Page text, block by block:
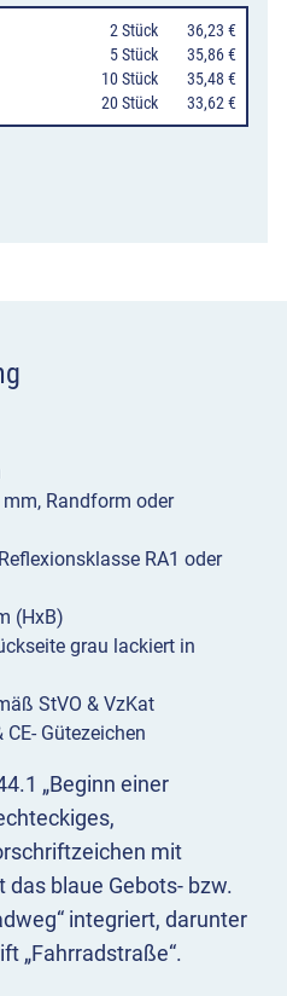
2 Stück
36,23 €
5 Stück
35,86 €
10 Stück
35,48 €
20 Stück
33,62 €
„Beginn einer
mit
das blaue Gebots- bzw.
integriert, darunter
„Fahrradstraße“.
Randform oder
RA1 oder
(HxB)
grau lackiert in
StVO & VzKat
Gütezeichen